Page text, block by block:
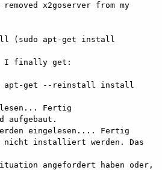
x2goserver from my
(sudo apt-get install
I finally get:
apt-get --reinstall install
Fertig
aufgebaut.
eingelesen.... Fertig
nicht installiert werden. Das
angefordert haben oder,